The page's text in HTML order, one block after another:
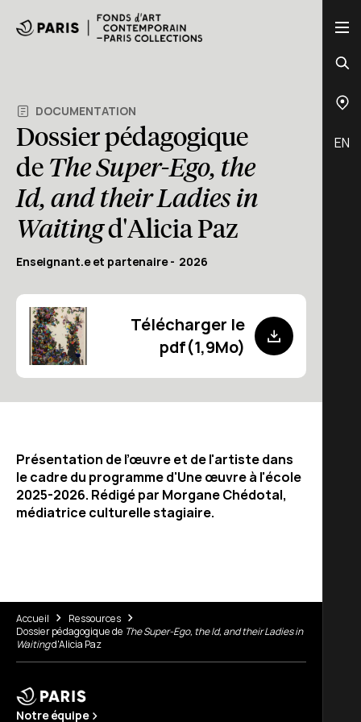
EN
DOCUMENTATION
Dossier pédagogique
de The Super-Ego, the
Id, and their Ladies in
Waitingd'Alicia Paz
Enseignant.e et partenaire 2026
Télécharger le
pdf(1,9Mo)
Présentation de l’œuvre et de l'artiste dans
le cadre du programme d'Une œuvre à l'école
2025-2026. Rédigé par Morgane Chédotal,
médiatrice culturelle stagiaire.
Accueil
Ressources
Dossier pédagogique de The Super-Ego, the Id, and their Ladies in
Waitingd'Alicia Paz
Notre équipe